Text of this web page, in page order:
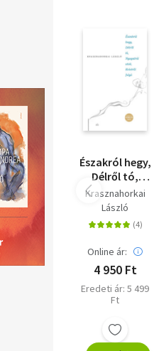
Északról hegy,
Délről tó,
Nyugatról
utak, Keletről
folyó
Krasznahorkai
László
Online ár:
4 950 Ft
Eredeti ár: 5 499
Ft